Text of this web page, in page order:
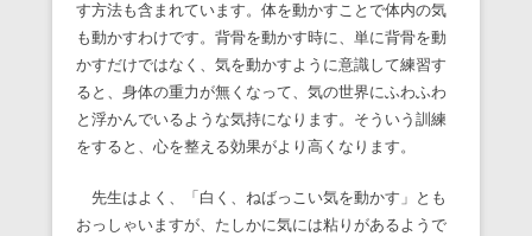
す方法も含まれています。体を動かすことで体内の気
も動かすわけです。背骨を動かす時に、単に背骨を動
かすだけではなく、気を動かすように意識して練習す
ると、身体の重力が無くなって、気の世界にふわふわ
と浮かんでいるような気持になります。そういう訓練
をすると、心を整える効果がより高くなります。
先生はよく、「白く、ねばっこい気を動かす」とも
おっしゃいますが、たしかに気には粘りがあるようで